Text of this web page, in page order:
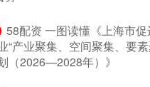
​58配资 一图读懂《上海市
“产业聚集、空间聚集、要
（2026—2028年）》